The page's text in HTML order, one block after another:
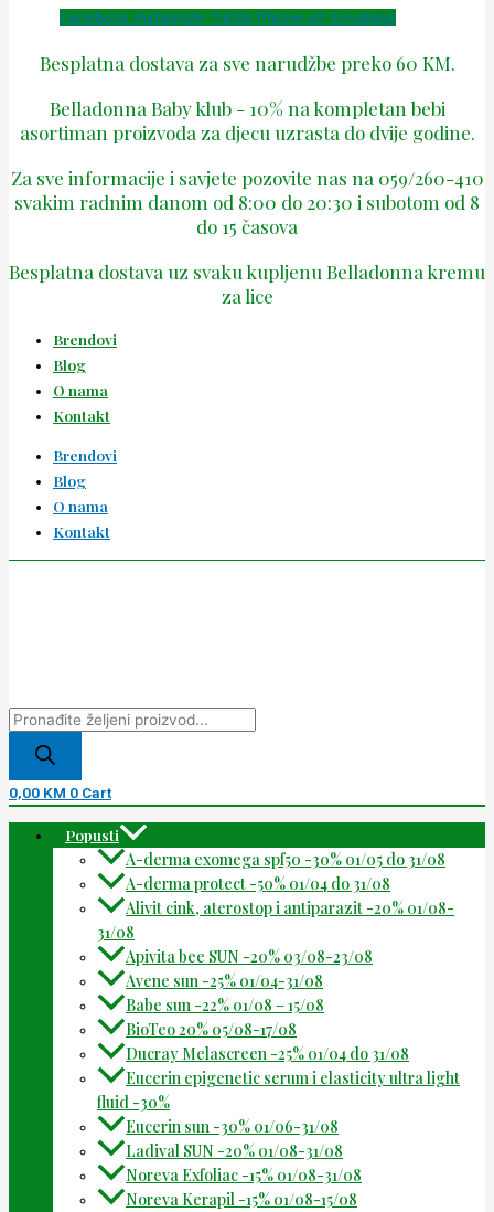
Facebook Instagram Tiktok Phone-alt Envelope
Besplatna dostava za sve narudžbe preko 60 KM.
Belladonna Baby klub - 10% na kompletan bebi
asortiman proizvoda za djecu uzrasta do dvije godine.
Za sve informacije i savjete pozovite nas na 059/260-410
svakim radnim danom od 8:00 do 20:30 i subotom od 8
do 15 časova
Besplatna dostava uz svaku kupljenu Belladonna kremu
za lice
Brendovi
Blog
O nama
Kontakt
Brendovi
Blog
O nama
Kontakt
0,00 KM 0 Cart
Popusti
A-derma exomega spf50 -30% 01/05 do 31/08
A-derma protect -50% 01/04 do 31/08
Alivit cink, aterostop i antiparazit -20% 01/08-
31/08
Apivita bee SUN -20% 03/08-23/08
Avene sun -25% 01/04-31/08
Babe sun -22% 01/08 – 15/08
BioTeo 20% 05/08-17/08
Ducray Melascreen -25% 01/04 do 31/08
Eucerin epigenetic serum i elasticity ultra light
fluid -30%
Eucerin sun -30% 01/06-31/08
Ladival SUN -20% 01/08-31/08
Noreva Exfoliac -15% 01/08-31/08
Noreva Kerapil -15% 01/08-15/08